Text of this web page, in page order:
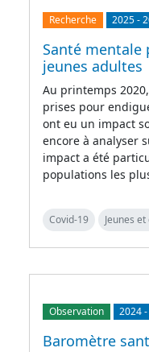
Recherche 2025-
Santé mentale
jeunes adultes
Au printemps
prises pour
ont eu un impact
encore à analyser
impact a été
populations les
Covid-19 Jeunes
Observation 2024
Baromètre